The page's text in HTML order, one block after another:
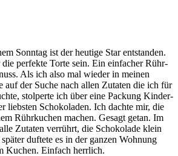
Sonn­tag ist der heu­ti­ge Star ent­stan­den.
die per­fek­te Tor­te sein. Ein ein­fa­cher Rühr­
Als ich also mal wie­der in mei­nen
auf der Suche nach allen Zuta­ten die ich für
stol­per­te ich über eine Packung Kin­der­
liebs­ten Scho­ko­la­den. Ich dach­te mir, die
Rühr­ku­chen machen. Gesagt getan. Im
Zuta­ten ver­rührt, die Scho­ko­la­de klein
duf­te­te es in der gan­zen Woh­nung
Kuchen. Ein­fach herrlich.